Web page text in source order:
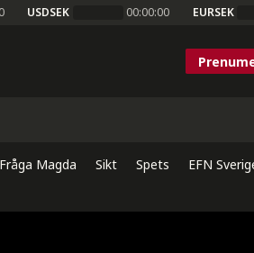
USDSEK 00:00:00 EURSEK
Fråga Magda Sikt Spets EFN